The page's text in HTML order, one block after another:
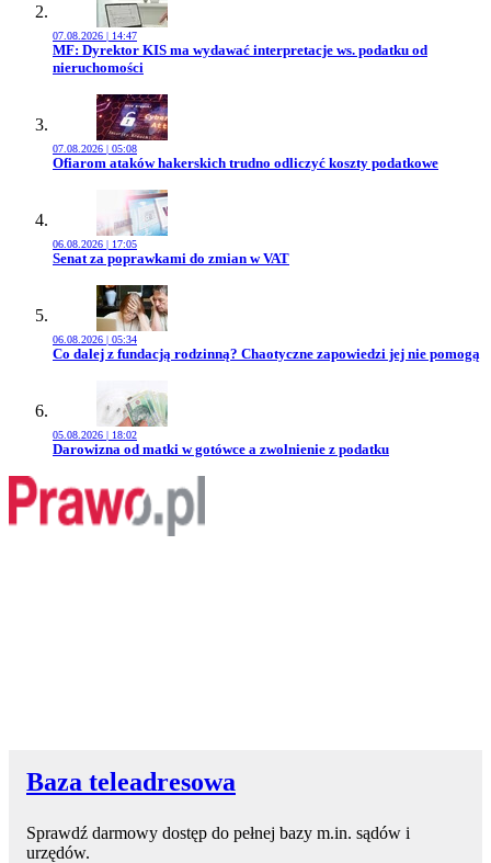
07.08.2026 | 14:47
Przejdź do artykułu:
MF: Dyrektor KIS ma wydawać interpretacje ws. podatku od
nieruchomości
07.08.2026 | 05:08
Przejdź do artykułu:
Ofiarom ataków hakerskich trudno odliczyć koszty podatkowe
06.08.2026 | 17:05
Przejdź do artykułu:
Senat za poprawkami do zmian w VAT
06.08.2026 | 05:34
Przejdź do artykułu:
Co dalej z fundacją rodzinną? Chaotyczne zapowiedzi jej nie pomogą
05.08.2026 | 18:02
Przejdź do artykułu:
Darowizna od matki w gotówce a zwolnienie z podatku
Baza teleadresowa
Sprawdź darmowy dostęp do pełnej bazy m.in. sądów i
urzędów.